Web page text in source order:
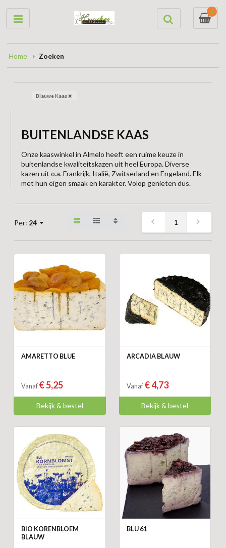
0
Home Zoeken
Blauwe Kaas
BUITENLANDSE KAAS
Onze kaaswinkel in Almelo heeft een ruime keuze in
buitenlandse kwaliteitskazen uit heel Europa. Diverse
kazen uit o.a. Frankrijk, Italië, Zwitserland en Engeland. Elk
met hun eigen smaak en karakter. Volop genieten dus.
Per: 24 1
AMARETTO BLUE
Vanaf € 5,25
Bekijk & bestel
ARCADIA BLAUW
Vanaf € 4,73
Bekijk & bestel
BIO KORENBLOEM
BLAUW
BLU 61